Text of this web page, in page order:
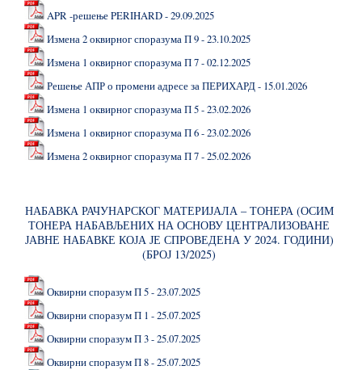
APR -решење PERIHARD - 29.09.2025
Измена 2 оквирног споразума П 9 - 23.10.2025
Измена 1 оквирног споразума П 7 - 02.12.2025
Решење АПР о промени адресе за ПЕРИХАРД - 15.01.2026
Измена 1 оквирног споразума П 5 - 23.02.2026
Измена 1 оквирног споразума П 6 - 23.02.2026
Измена 2 оквирног споразума П 7 - 25.02.2026
НАБАВКА РАЧУНАРСКОГ МАТЕРИЈАЛА – ТОНЕРА (ОСИМ
ТОНЕРА НАБАВЉЕНИХ НА ОСНОВУ ЦЕНТРАЛИЗОВАНЕ
ЈАВНЕ НАБАВКЕ КОЈА ЈЕ СПРОВЕДЕНА У 2024. ГОДИНИ)
(БРОЈ 13/2025)
Оквирни споразум П 5 - 23.07.2025
Оквирни споразум П 1 - 25.07.2025
Оквирни споразум П 3 - 25.07.2025
Оквирни споразум П 8 - 25.07.2025